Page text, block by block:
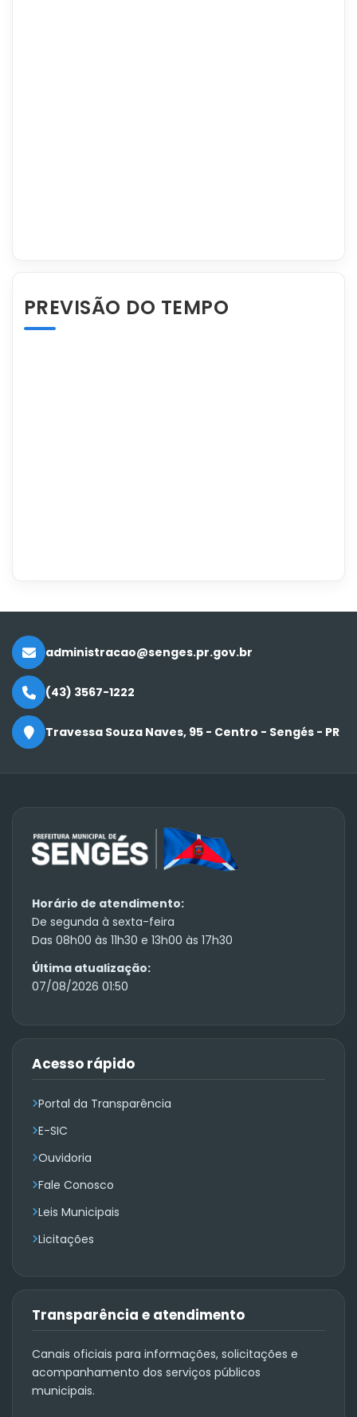
PREVISÃO DO TEMPO
administracao@senges.pr.gov.br
(43) 3567-1222
Travessa Souza Naves, 95 - Centro - Sengés - PR
Horário de atendimento:
De segunda à sexta-feira
Das 08h00 às 11h30 e 13h00 às 17h30
Última atualização:
07/08/2026 01:50
Acesso rápido
Portal da Transparência
E-SIC
Ouvidoria
Fale Conosco
Leis Municipais
Licitações
Transparência e atendimento
Canais oficiais para informações, solicitações e
acompanhamento dos serviços públicos
municipais.